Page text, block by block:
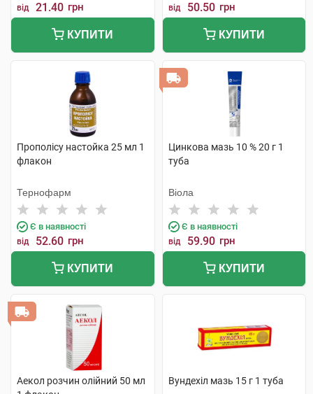
від 21.40 грн
КУПИТИ
від 50.50 грн
КУПИТИ
Прополісу настойка 25 мл 1
флакон
Тернофарм
Є в наявності
від 52.60 грн
КУПИТИ
Цинкова мазь 10 % 20 г 1
туба
Віола
Є в наявності
від 59.90 грн
КУПИТИ
Аекол розчин олійний 50 мл
Вундехіл мазь 15 г 1 туба